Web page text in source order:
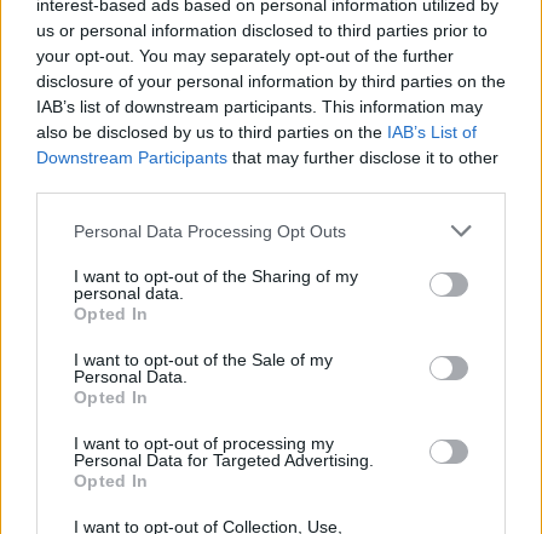
interest-based ads based on personal information utilized by
us or personal information disclosed to third parties prior to
your opt-out. You may separately opt-out of the further
disclosure of your personal information by third parties on the
IAB’s list of downstream participants. This information may
also be disclosed by us to third parties on the IAB’s List of
Downstream Participants that may further disclose it to other
Personal Data Processing Opt Outs
I want to opt-out of the Sharing of my
personal data.
Opted In
I want to opt-out of the Sale of my
Personal Data.
Opted In
I want to opt-out of processing my
Personal Data for Targeted Advertising.
Opted In
I want to opt-out of Collection, Use,
In via Moscova a Rho sorgerà un
Data Center: la Giunta Orlandi